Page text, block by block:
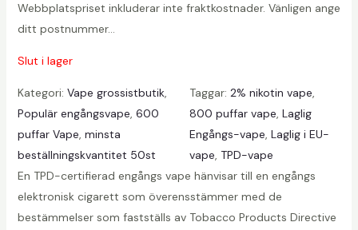
Webbplatspriset inkluderar inte fraktkostnader. Vänligen ange
ditt postnummer…
Slut i lager
Kategori: Vape grossistbutik
Populär engångsvape, 600
puffar Vape, minsta
beställningskvantitet 50st
Taggar: 2% nikotin vape
800 puffar vape, Laglig
Engångs-vape, Laglig i EU-
vape, TPD-vape
En TPD-certifierad engångs vape hänvisar till en engångs
elektronisk cigarett som överensstämmer med de
bestämmelser som fastställs av Tobacco Products Directive